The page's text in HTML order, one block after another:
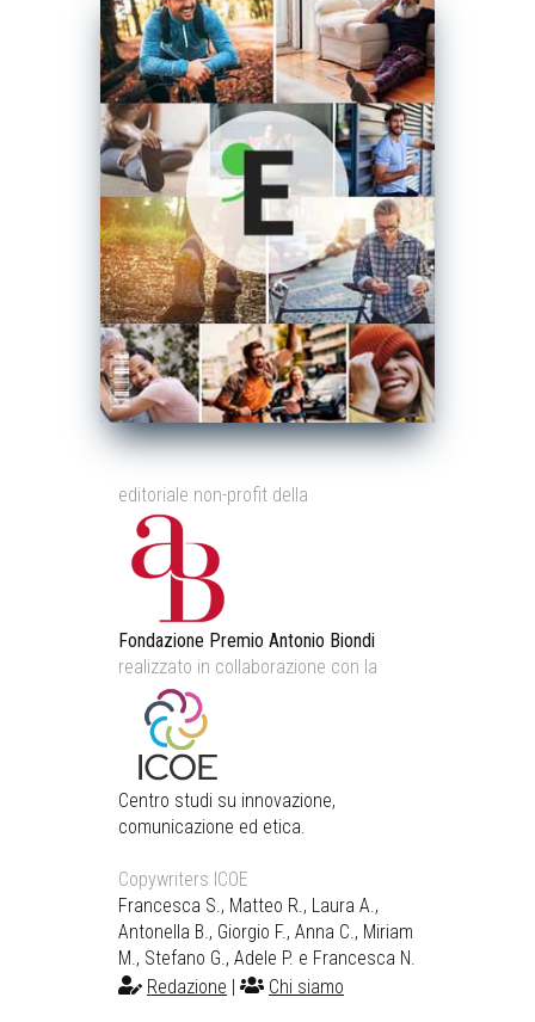
editoriale non-profit della
Fondazione Premio Antonio Biondi
realizzato in collaborazione con la
Centro studi su innovazione,
comunicazione ed etica.
Copywriters ICOE
Francesca S., Matteo R., Laura A.,
Antonella B., Giorgio F., Anna C., Miriam
M., Stefano G., Adele P. e Francesca N.
Redazione
Chi siamo